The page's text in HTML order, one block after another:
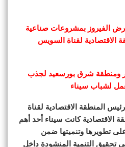
الفيروز بمشروعات صناعية
الاقتصادية لقناة السويس
ومنطقة شرق بورسعيد لجذب
لشباب سيناء
المنطقة الاقتصادية لقناة
الاقتصادية كانت سيناء أحد أهم
تطويرها وتنميتها ضمن
تحقيق التنمية المنشودة داخل